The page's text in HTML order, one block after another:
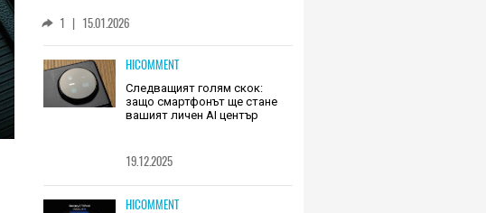
1 | 15.01.2026
HICOMMENT
Следващият голям скок:
защо смартфонът ще стане
вашият личен AI център
19.12.2025
HICOMMENT